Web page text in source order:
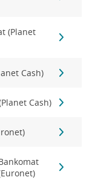
(Planet
Cash)
Cash)